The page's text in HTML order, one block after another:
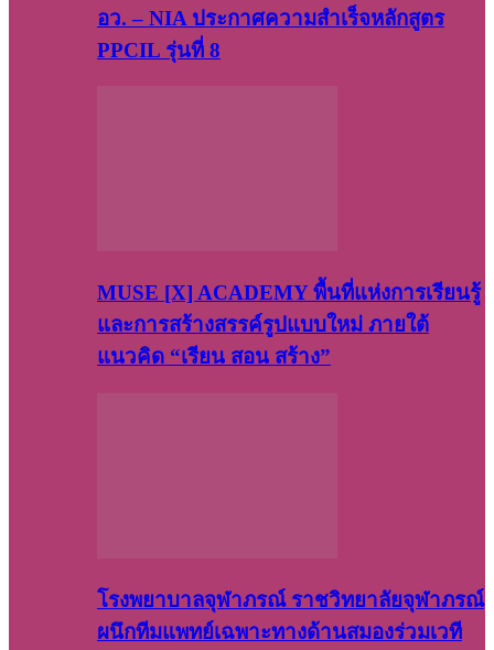
อว. – NIA ประกาศความสำเร็จหลักสูตร
PPCIL รุ่นที่ 8
MUSE [X] ACADEMY พื้นที่แห่งการเรียนรู้
และการสร้างสรรค์รูปแบบใหม่ ภายใต้
แนวคิด “เรียน สอน สร้าง”
โรงพยาบาลจุฬาภรณ์ ราชวิทยาลัยจุฬาภรณ์
ผนึกทีมแพทย์เฉพาะทางด้านสมองร่วมเวที